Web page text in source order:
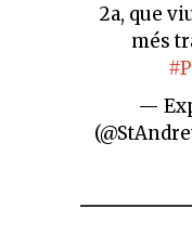
2a, que
més
—